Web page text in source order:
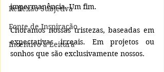
Reflexão Subjetiva
Fonte de Inspiração
Incentivo à Leitura
impermanência. Um fim.
Choramos nossas tristezas, baseadas em
expectativas irreais. Em projetos ou
sonhos que são exclusivamente nossos.